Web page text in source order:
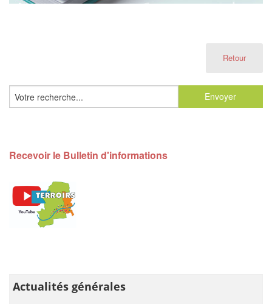
Retour
Recevoir le Bulletin d'informations
Actualités générales